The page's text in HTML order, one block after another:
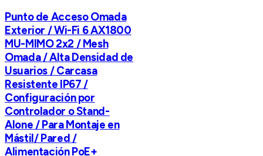
Punto de Acceso Omada
Exterior / Wi-Fi 6 AX1800
MU-MIMO 2x2 / Mesh
Omada / Alta Densidad de
Usuarios / Carcasa
Resistente IP67 /
Configuración por
Controlador o Stand-
Alone / Para Montaje en
Mástil/ Pared /
Alimentación PoE+